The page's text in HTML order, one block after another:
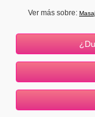
Ver más sobre: